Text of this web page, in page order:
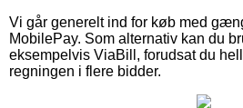
Vi går generelt ind for køb med
MobilePay. Som alternativ kan du
eksempelvis ViaBill, forudsat du
regningen i flere bidder.